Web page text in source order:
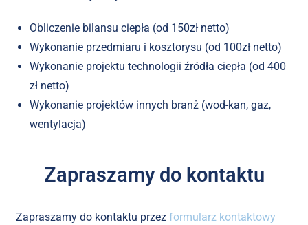
Obliczenie bilansu ciepła (od 150zł netto)
Wykonanie przedmiaru i kosztorysu (od 100zł netto)
Wykonanie projektu technologii źródła ciepła (od 400
zł netto)
Wykonanie projektów innych branż (wod-kan, gaz,
wentylacja)
Zapraszamy do kontaktu
Zapraszamy do kontaktu przez formularz kontaktowy